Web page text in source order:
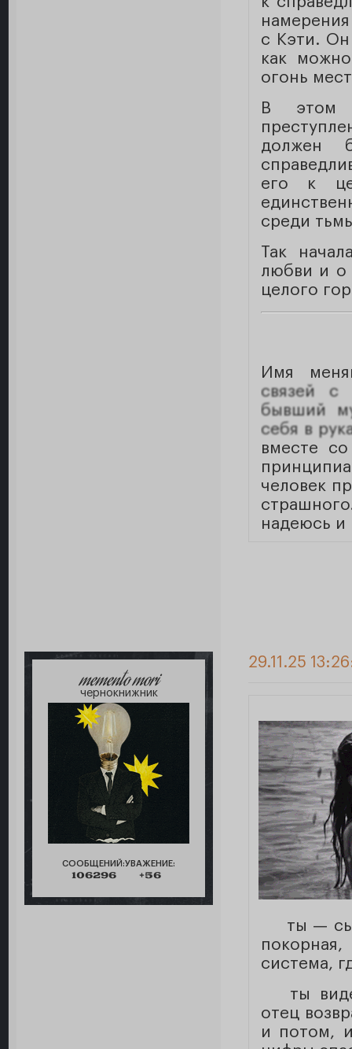
с Кэти. Он
как
огонь
В этом
должен
его к
среди
Так
любви и о
целого
Имя
связей с
бывший
себя в
вместе
человек
надеюсь и
memento mori
чернокнижник
СООБЩЕНИЙ:
106296
УВАЖЕНИЕ:
+56
29.11.25
ты —
система,
ты
отец
и потом,